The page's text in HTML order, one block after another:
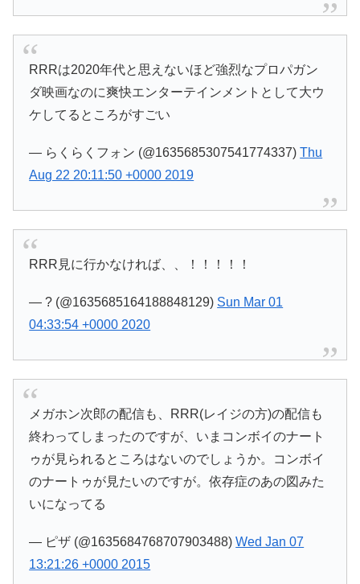
RRRは2020年代と思えないほど強烈なプロパガン
ダ映画なのに爽快エンターテインメントとして大ウ
ケしてるところがすごい
— らくらくフォン (@1635685307541774337)Thu
Aug 22 20:11:50 +0000 2019
RRR見に行かなければ、、！！！！！
— ? (@1635685164188848129) Sun Mar 01
04:33:54 +0000 2020
メガホン次郎の配信も、RRR(レイジの方)の配信も
終わってしまったのですが、いまコンボイのナート
ゥが見られるところはないのでしょうか。コンボイ
のナートゥが見たいのですが。依存症のあの図みた
いになってる
— ピザ (@1635684768707903488)Wed Jan 07
13:21:26 +0000 2015